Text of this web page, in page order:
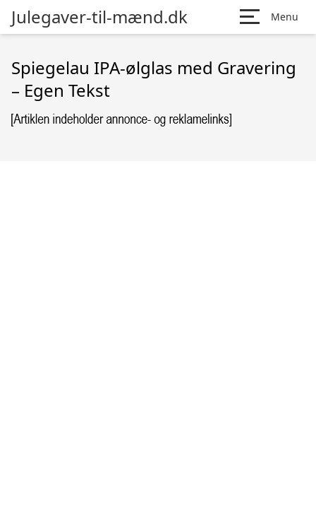
Julegaver-til-mænd.dk Menu
Spiegelau IPA-ølglas med Gravering
– Egen Tekst